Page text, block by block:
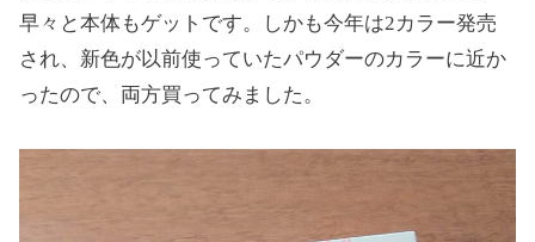
早々と本体もゲットです。しかも今年は2カラー発売
され、新色が以前使っていたパウダーのカラーに近か
ったので、両方買ってみました。